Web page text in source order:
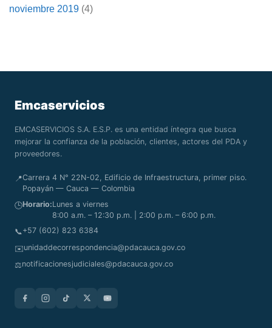
noviembre 2019 (4)
Emcaservicios
EMCASERVICIOS S.A. E.S.P. es una entidad íntegra que busca
mejorar la confianza de la población, clientes, actores del PDA y
proveedores.
📍Carrera 4 N° 22N-02, Edificio de Infraestructura, primer piso.
Popayán — Cauca — Colombia
🕒Horario:Lunes a viernes
8:00 a.m. – 12:30 p.m. | 2:00 p.m. – 6:00 p.m.
📞+57 (602) 823 6384
✉️unidaddecorrespondencia@pdacauca.gov.co
⚖️notificacionesjudiciales@pdacauca.gov.co